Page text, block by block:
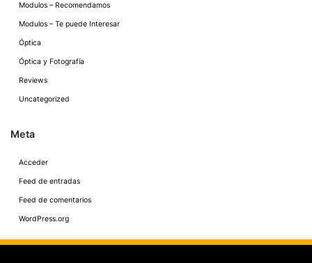
Modulos – Recomendamos
Modulos – Te puede Interesar
Óptica
Óptica y Fotografía
Reviews
Uncategorized
Meta
Acceder
Feed de entradas
Feed de comentarios
WordPress.org